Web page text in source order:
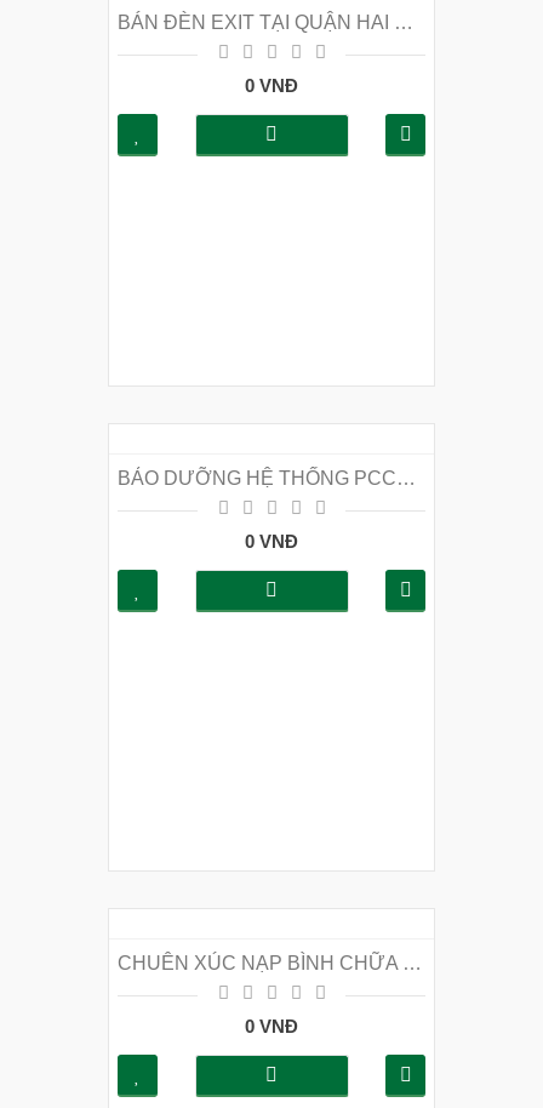
BÁN ĐÈN EXIT TẠI QUẬN HAI BÀ TRƯNG
0 VNĐ
BẢO DƯỠNG HỆ THỐNG PCCC TẠI HÀ NỘI
0 VNĐ
CHUÊN XÚC NẠP BÌNH CHỮA CHÁY BỘT VÀ KHÍ CO2 TẠI HÀ NỘI
0 VNĐ